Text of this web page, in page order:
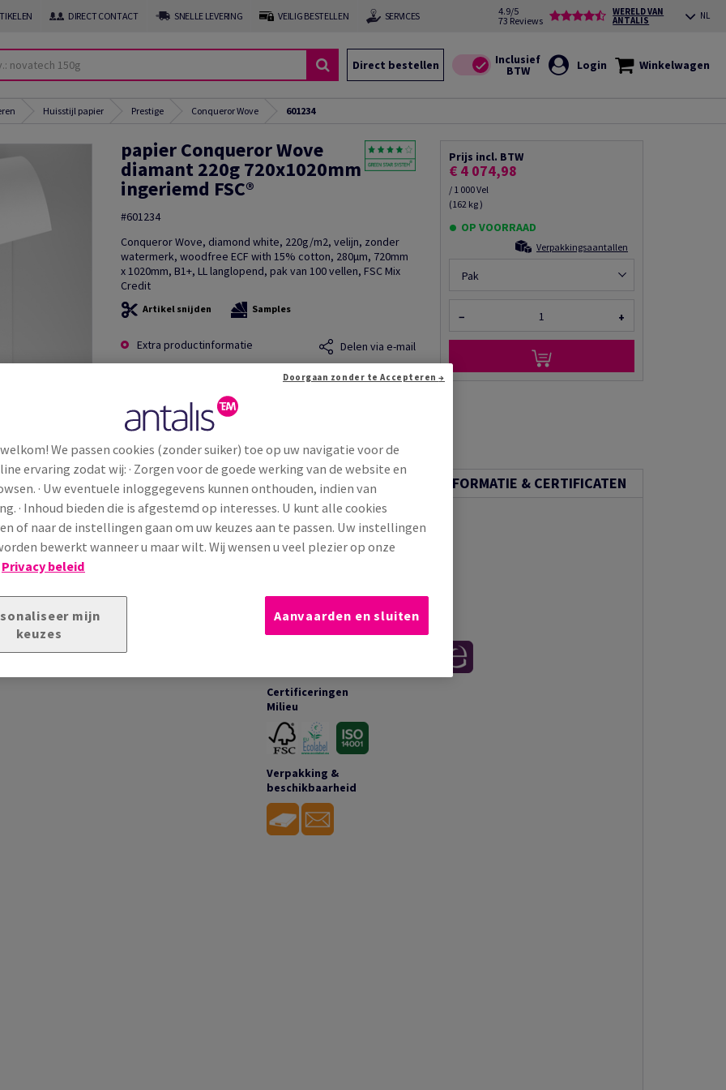
DIRECT CONTACT SNELLE LEVERING VEILIG BESTELLEN SERVICES
4.9/5
73 Reviews
WERELD VAN
ANTALIS NL
Direct bestellen Login Winkelwagen
Huisstijl papier Prestige Conqueror Wove 601234
papier Conqueror Wove
diamant 220g 720x1020mm
ingeriemd FSC®
#601234
Conqueror Wove, diamond white, 220g/m2, velijn, zonder
watermerk, woodfree ECF with 15% cotton, 280µm, 720mm
x 1020mm, B1+, LL langlopend, pak van 100 vellen, FSC Mix
Credit
Artikel snijden Samples
Extra productinformatie Delen via e-mail
Prijs incl. BTW
€ 4 074,98
/ 1 000 Vel
(162 kg )
OP VOORRAAD
Verpakkingsaantallen
Pak
− +
TECHNISCHE INFORMATIE TECHNISCHE INFORMATIE & CERTIFICATEN
met een glad oppervlak en herkenbaar
zakelijke communicatie waar klassieke
staan.
Toepassingen &
garanties
Bedrukking &
afwerking
Certificeringen
Milieu
Verpakking &
beschikbaarheid
We passen cookies (zonder suiker) toe op uw navigatie voor de
ervaring zodat wij: · Zorgen voor de goede werking van de website en
· Uw eventuele inloggegevens kunnen onthouden, indien van
· Inhoud bieden die is afgestemd op interesses. U kunt alle cookies
of naar de instellingen gaan om uw keuzes aan te passen. Uw instellingen
bewerkt wanneer u maar wilt. Wij wensen u veel plezier op onze
Privacy beleid
mijn
keuzes
Doorgaan zonder te Accepteren →
Aanvaarden en sluiten